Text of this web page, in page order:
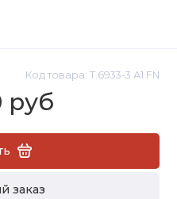
Код товара: Т.6933-3 А1 FN
руб
заказ